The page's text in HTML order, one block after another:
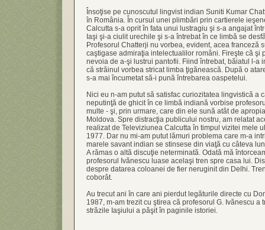
Însoţise pe cunoscutul lingvist indian Suniti Kumar
în România. În cursul unei plimbări prin cartierele
Calcutta s-a oprit în fata unui lustragiu şi s-a angajat
Iaşi şi-a ciulit urechile şi s-a întrebat în ce limbă se
Profesorul Chatterji nu vorbea, evident, acea franceză
caştigase admiraţia intelectualilor români. Fireşte că şi
nevoia de a-şi lustrui pantofii. Fiind întrebat, băiatul l-a
că străinul vorbea stricat limba ţigănească. După o
s-a mai încumetat să-i pună întrebarea oaspetelui.
Nici eu n-am putut să satisfac curiozitatea lingvistică a
neputinţă de ghicit în ce limbă indiană vorbise
multe - şi, prin urmare, care din ele sună atât de
Moldova. Spre distracţia publicului nostru, am relatat
realizat de Televiziunea Calcutta în timpul vizitei mele
1977. Dar nu mi-am putut lămuri problema care m-a
marele savant indian se stinsese din viaţă cu câteva
A rămas o altă discuţie neterminată. Odată mă
profesorul Ivănescu luase acelaşi tren spre casa lui.
despre datarea coloanei de fier neruginit din Delhi.
coborât.
Au trecut ani în care ani pierdut legăturile directe cu
1987, m-am trezit cu ştirea că profesorul G. Ivănescu a
străzile Iaşiului a păşit în paginile istoriei.